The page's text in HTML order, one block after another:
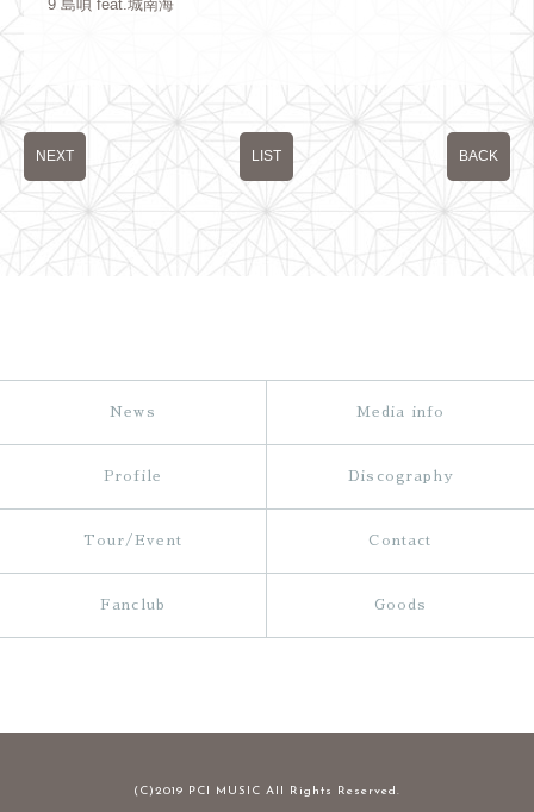
9 島唄 feat.城南海
NEXT LIST BACK
News Media info
Profile Discography
Tour/Event Contact
Fanclub Goods
(C)2019 PCI MUSIC All Rights Reserved.